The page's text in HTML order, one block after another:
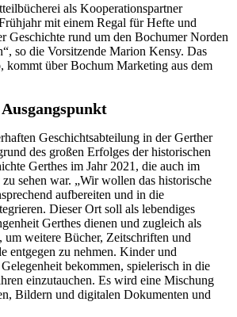
als Kooperationspartner
mit einem Regal für Hefte und
Geschichte rund um den Bochumer Norden
so die Vorsitzende Marion Kensy. Das
kommt über Bochum Marketing aus dem
Geschichtsabteilung in der Gerther
des großen Erfolges der historischen
Gerthes im Jahr 2021, die auch im
sehen war. „Wir wollen das historische
aufbereiten und in die
Dieser Ort soll als lebendiges
Gerthes dienen und zugleich als
um weitere Bücher, Zeitschriften und
entgegen zu nehmen. Kinder und
bekommen, spielerisch in die
einzutauchen. Es wird eine Mischung
Bildern und digitalen Dokumenten und